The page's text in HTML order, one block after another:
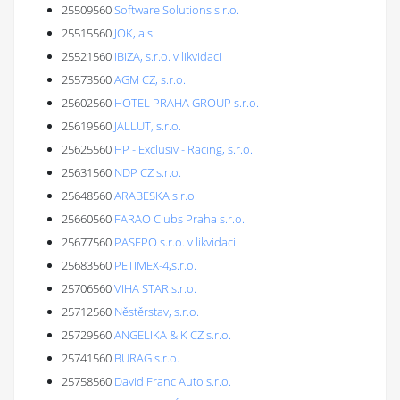
25509560Software Solutions s.r.o.
25515560 JOK, a.s.
25521560 IBIZA, s.r.o. v likvidaci
25573560AGM CZ, s.r.o.
25602560 HOTEL PRAHA GROUP s.r.o.
25619560 JALLUT, s.r.o.
25625560 HP - Exclusiv - Racing, s.r.o.
25631560 NDP CZ s.r.o.
25648560ARABESKA s.r.o.
25660560 FARAO Clubs Praha s.r.o.
25677560 PASEPO s.r.o. v likvidaci
25683560 PETIMEX-4,s.r.o.
25706560VIHA STAR s.r.o.
25712560 Něstěrstav, s.r.o.
25729560ANGELIKA & K CZ s.r.o.
25741560 BURAG s.r.o.
25758560 David Franc Auto s.r.o.